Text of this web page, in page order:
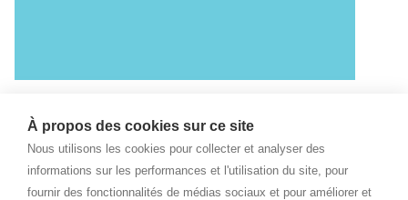
À propos des cookies sur ce site
Nous utilisons les cookies pour collecter et analyser des
informations sur les performances et l'utilisation du site, pour
fournir des fonctionnalités de médias sociaux et pour améliorer et